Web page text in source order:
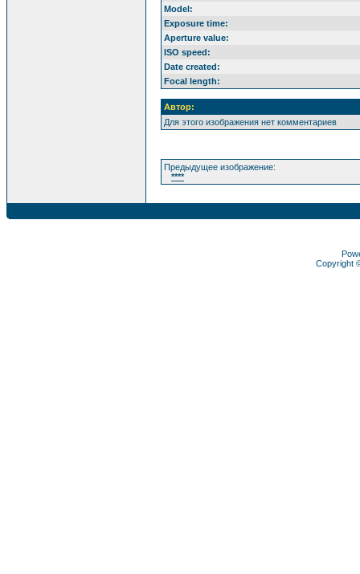
Model:
Exposure time:
Aperture value:
ISO speed:
Date created:
Focal length:
Автор:
Для этого изображения нет комментариев
Предыдущее изображение:
****
Copyright